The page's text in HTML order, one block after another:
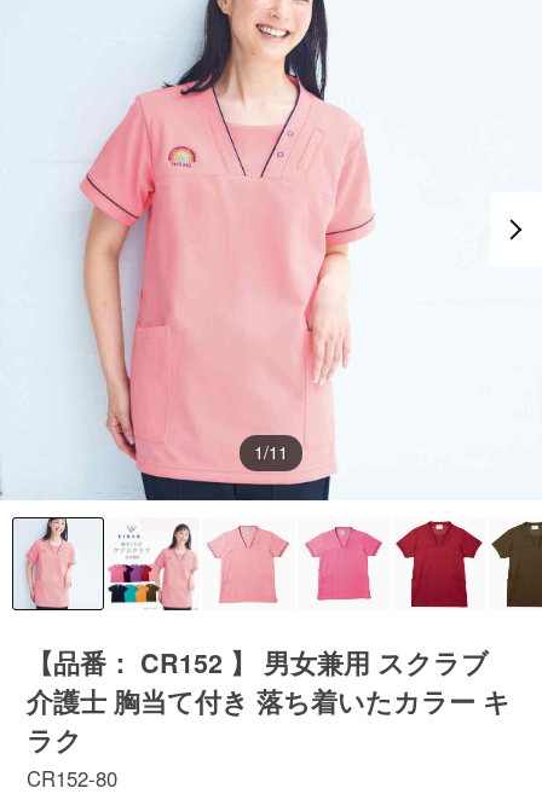
1/11
【品番： CR152 】 男女兼用 スクラブ
介護士 胸当て付き 落ち着いたカラー キ
ラク
CR152-80